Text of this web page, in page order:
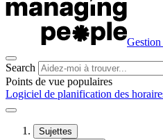
Gestion
Search
Points de vue populaires
Logiciel de planification des
Sujettes